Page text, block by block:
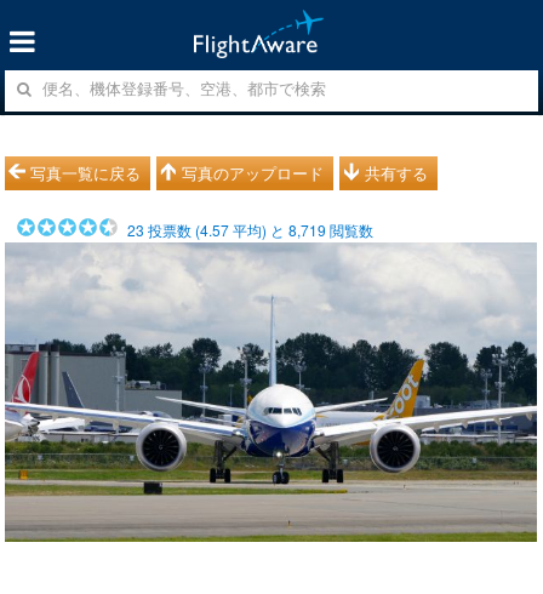
写真一覧に戻る 写真のアップロード 共有する
23 投票数 (4.57平均) と8,719 閲覧数